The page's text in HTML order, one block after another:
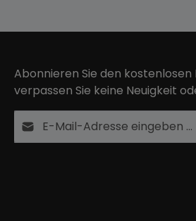
Abonnieren Sie den
verpassen Sie keine Neuigkeit
E-Mail-Adresse*